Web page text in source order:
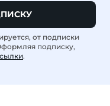
от подписки
подписку,
.